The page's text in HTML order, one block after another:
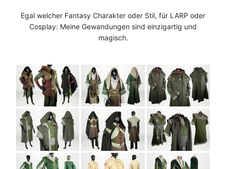
Egal welcher Fantasy Charakter oder Stil, für LARP oder
Cosplay: Meine Gewandungen sind einzigartig und
magisch.